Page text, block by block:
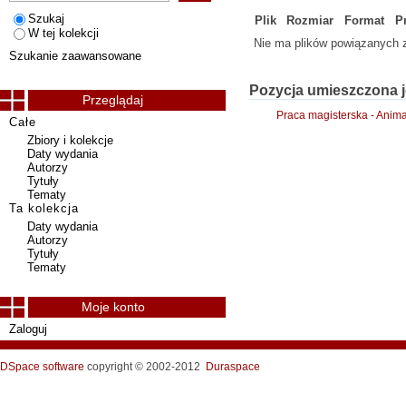
Plik Rozmiar Format
Nie ma plików powiązanych
Pozycja
Praca magisterska -
Szukaj
W tej kolekcji
Szukanie zaawansowane
Przeglądaj
Całe
Zbiory i kolekcje
Daty wydania
Autorzy
Tytuły
Tematy
Ta kolekcja
Daty wydania
Autorzy
Tytuły
Tematy
Moje konto
Zaloguj
DSpace software copyright © 2002-2012 Duraspace